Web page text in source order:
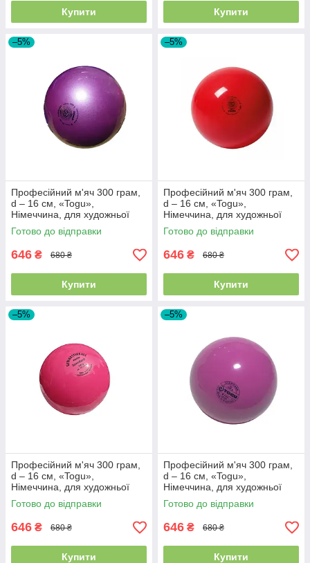
Купити Купити
–5%
Професійний м'яч 300 грам,
d – 16 см, «Togu»,
Німеччина, для художньої
гімнастики, Фіолетовий
перламутровий
Готово до відправки
646 ₴ 680 ₴
Купити
–5%
Професійний м'яч 300 грам,
d – 16 см, «Togu»,
Німеччина, для художньої
гімнастики, Червоний
Готово до відправки
646 ₴ 680 ₴
Купити
–5%
Професійний м'яч 300 грам,
d – 16 см, «Togu»,
Німеччина, для художньої
гімнастики, Яскраво-рожевий
Готово до відправки
646 ₴ 680 ₴
Купити
–5%
Професійний м'яч 300 грам,
d – 16 см, «Togu»,
Німеччина, для художньої
гімнастики, Темно-рожевий
Готово до відправки
646 ₴ 680 ₴
Купити